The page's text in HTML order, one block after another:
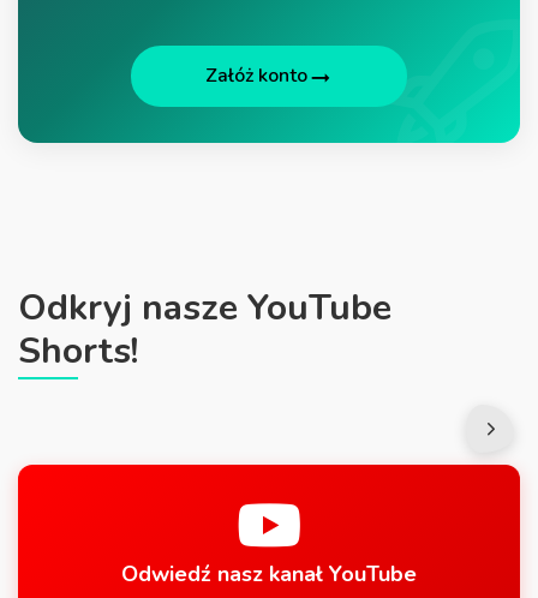
Załóż konto
Odkryj nasze YouTube
Shorts!
Odwiedź nasz kanał YouTube